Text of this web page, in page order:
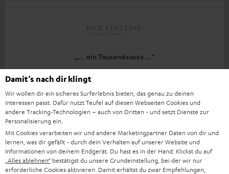
„… ein Tausendsassa …“
www.dervinylist.com
Mehr...
Damit‘s nach dir klingt
Wir wollen dir ein sicheres Surferlebnis bieten, das genau zu deinen
Interessen passt. Dafür nutzt Teufel auf diesen Webseiten Cookies und
andere Tracking-Technologien – auch von Dritten - und setzt Dienste zur
Personalisierung ein.
Mit Cookies verarbeiten wir und andere Marketingpartner Daten von dir und
lernen, was dir gefällt - durch dein Verhalten auf unserer Website und
Informationen von deinem Endgerät. Du hast es in der Hand: Klickst du auf
„Alles ablehnen“ bestätigst du unsere Grundeinstellung, bei der wir nur
erforderliche Cookies aktivieren. Damit erhältst du zwar Empfehlungen,